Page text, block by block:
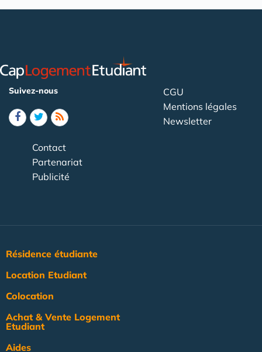
Suivez-nous
CGU
Mentions légales
Newsletter
Contact
Partenariat
Publicité
Résidence étudiante
Location Etudiant
Colocation
Achat & Vente Logement
Etudiant
Aides